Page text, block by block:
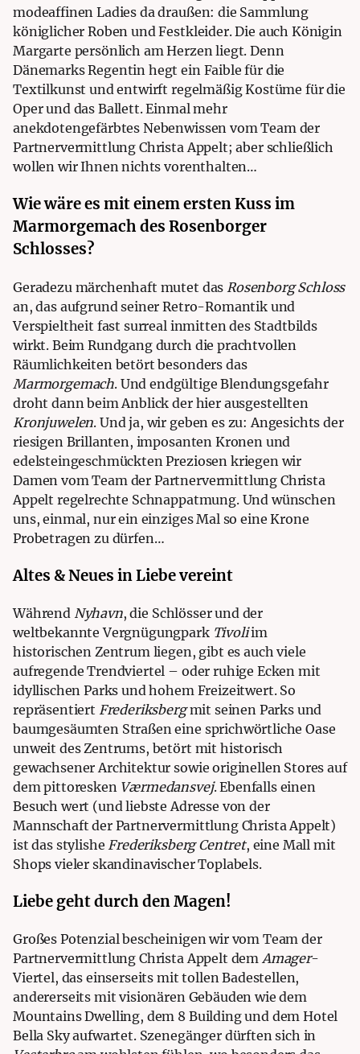
modeaffinen Ladies da draußen: die Sammlung
königlicher Roben und Festkleider. Die auch Königin
Margarte persönlich am Herzen liegt. Denn
Dänemarks Regentin hegt ein Faible für die
Textilkunst und entwirft regelmäßig Kostüme für die
Oper und das Ballett. Einmal mehr
anekdotengefärbtes Nebenwissen vom Team der
Partnervermittlung Christa Appelt; aber schließlich
wollen wir Ihnen nichts vorenthalten…
Wie wäre es mit einem ersten Kuss im
Marmorgemach des Rosenborger
Schlosses?
Geradezu märchenhaft mutet das Rosenborg Schloss
an, das aufgrund seiner Retro-Romantik und
Verspieltheit fast surreal inmitten des Stadtbilds
wirkt. Beim Rundgang durch die prachtvollen
Räumlichkeiten betört besonders das
Marmorgemach. Und endgültige Blendungsgefahr
droht dann beim Anblick der hier ausgestellten
Kronjuwelen. Und ja, wir geben es zu: Angesichts der
riesigen Brillanten, imposanten Kronen und
edelsteingeschmückten Preziosen kriegen wir
Damen vom Team der Partnervermittlung Christa
Appelt regelrechte Schnappatmung. Und wünschen
uns, einmal, nur ein einziges Mal so eine Krone
Probetragen zu dürfen…
Altes & Neues in Liebe vereint
Während Nyhavn, die Schlösser und der
weltbekannte Vergnügungpark Tivoliim
historischen Zentrum liegen, gibt es auch viele
aufregende Trendviertel – oder ruhige Ecken mit
idyllischen Parks und hohem Freizeitwert. So
repräsentiert Frederiksbergmit seinen Parks und
baumgesäumten Straßen eine sprichwörtliche Oase
unweit des Zentrums, betört mit historisch
gewachsener Architektur sowie originellen Stores auf
dem pittoresken Værmedansvej. Ebenfalls einen
Besuch wert (und liebste Adresse von der
Mannschaft der Partnervermittlung Christa Appelt)
ist das stylishe Frederiksberg Centret, eine Mall mit
Shops vieler skandinavischer Toplabels.
Liebe geht durch den Magen!
Großes Potenzial bescheinigen wir vom Team der
Partnervermittlung Christa Appelt dem Amager-
Viertel, das einserseits mit tollen Badestellen,
andererseits mit visionären Gebäuden wie dem
Mountains Dwelling, dem 8 Building und dem Hotel
Bella Sky aufwartet. Szenegänger dürften sich in